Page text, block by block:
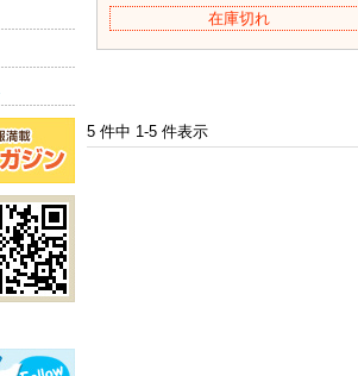
在庫切れ
5 件中 1-5 件表示